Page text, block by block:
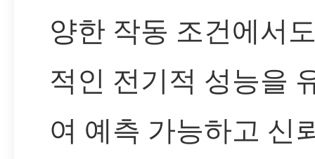
양한 작동 조건에서
적인 전기적 성능을
여 예측 가능하고 신